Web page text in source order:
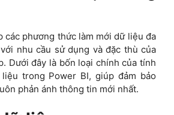
các phương thức làm mới dữ liệu đa
nhu cầu sử dụng và đặc thù của
Dưới đây là bốn loại chính của tính
trong Power BI, giúp đảm bảo
phản ánh thông tin mới nhất.